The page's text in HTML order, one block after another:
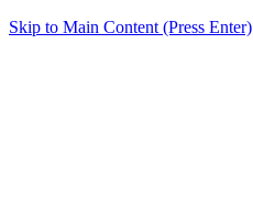
Skip to Main Content (Press Enter)